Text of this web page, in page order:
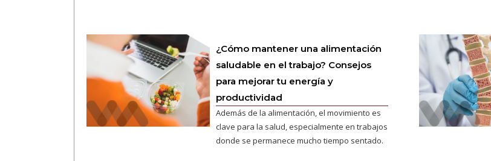
¿Cómo mantener una alimentación
saludable en el trabajo? Consejos
para mejorar tu energía y
productividad
Además de la alimentación, el movimiento es
clave para la salud, especialmente en trabajos
donde se permanece mucho tiempo sentado.